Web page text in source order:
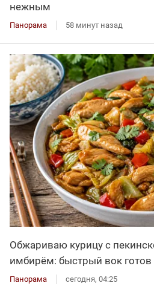
нежным
Панорама 58 минут назад
Обжариваю курицу с
имбирём: быстрый вок готов
Панорама сегодня, 04:25